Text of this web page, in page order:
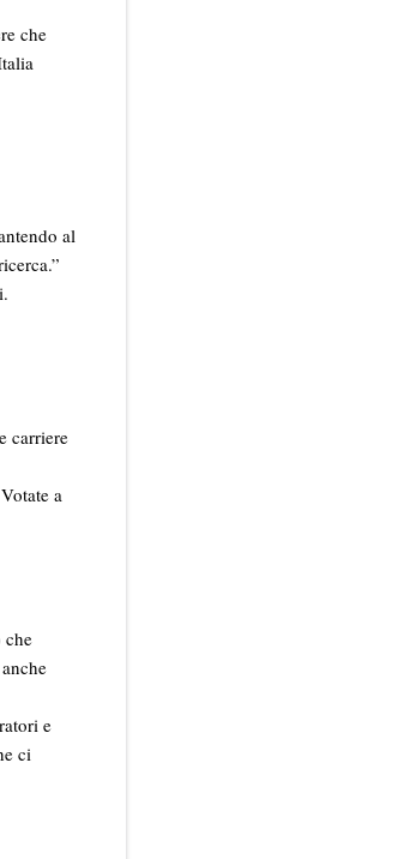
che
al
carriere
a
che
e
ci